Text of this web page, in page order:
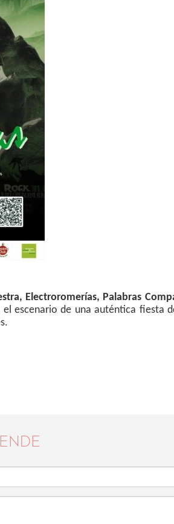
Electroromerías, Palabras
escenario de una auténtica fiesta